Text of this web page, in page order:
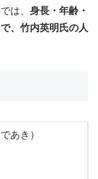
は、 身長・年齢・
、竹内英明氏の人
あき）